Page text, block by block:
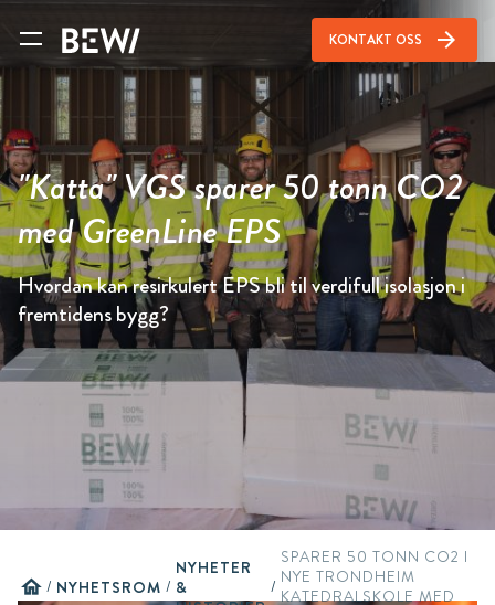
KONTAKT OSS arrow_forward
"Katta" VGS sparer 50 tonn CO2
med GreenLine EPS
Hvordan kan resirkulert EPS bli til verdifull isolasjon i
fremtidens bygg?
home / NYHETSROM /
NYHETER
&
/
SPARER 50 TONN CO2 I
NYE TRONDHEIM
KATEDRALSKOLE MED